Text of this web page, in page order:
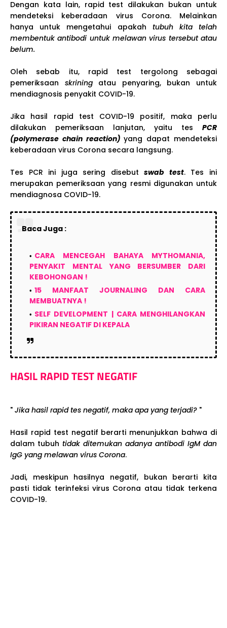
Dengan kata lain, rapid test dilakukan bukan untuk
mendeteksi keberadaan virus Corona. Melainkan
hanya untuk mengetahui apakah tubuh kita telah
membentuk antibodi untuk melawan virus tersebut atau
belum.
Oleh sebab itu, rapid test tergolong sebagai
pemeriksaan skriningatau penyaring, bukan untuk
mendiagnosis penyakit COVID-19.
Jika hasil rapid test COVID-19 positif, maka perlu
dilakukan pemeriksaan lanjutan, yaitu tes PCR
(polymerase chain reaction)yang dapat mendeteksi
keberadaan virus Corona secara langsung.
Tes PCR ini juga sering disebutswab test. Tes ini
merupakan pemeriksaan yang resmi digunakan untuk
mendiagnosa COVID-19.
Baca Juga :
CARA MENCEGAH BAHAYA MYTHOMANIA,
PENYAKIT MENTAL YANG BERSUMBER DARI
KEBOHONGAN !
15 MANFAAT JOURNALING DAN CARA
MEMBUATNYA !
SELF DEVELOPMENT | CARA MENGHILANGKAN
PIKIRAN NEGATIF DI KEPALA
HASIL RAPID TEST NEGATIF
" Jika hasil rapid tes negatif, maka apa yang terjadi? "
Hasil rapid test negatif berarti menunjukkan bahwa di
dalam tubuh tidak ditemukan adanya antibodi IgM dan
IgG yang melawan virus Corona.
Jadi, meskipun hasilnya negatif, bukan berarti kita
pasti tidak terinfeksi virus Corona atau tidak terkena
COVID-19.